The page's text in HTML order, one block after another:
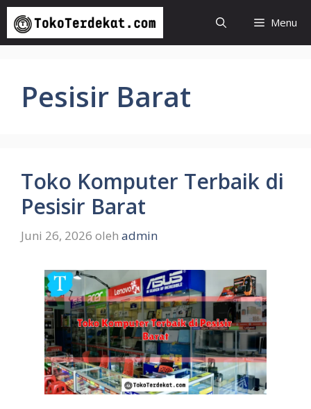
Langsung
isi
Menu
Pesisir Barat
Toko Komputer Terbaik di
Pesisir Barat
Juni 26, 2026 oleh admin